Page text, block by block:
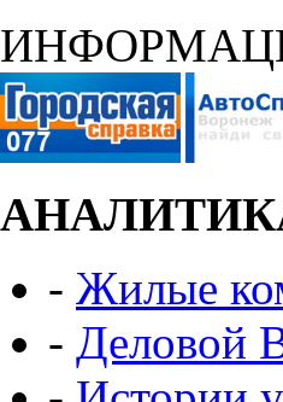
- Жилые
- Деловой